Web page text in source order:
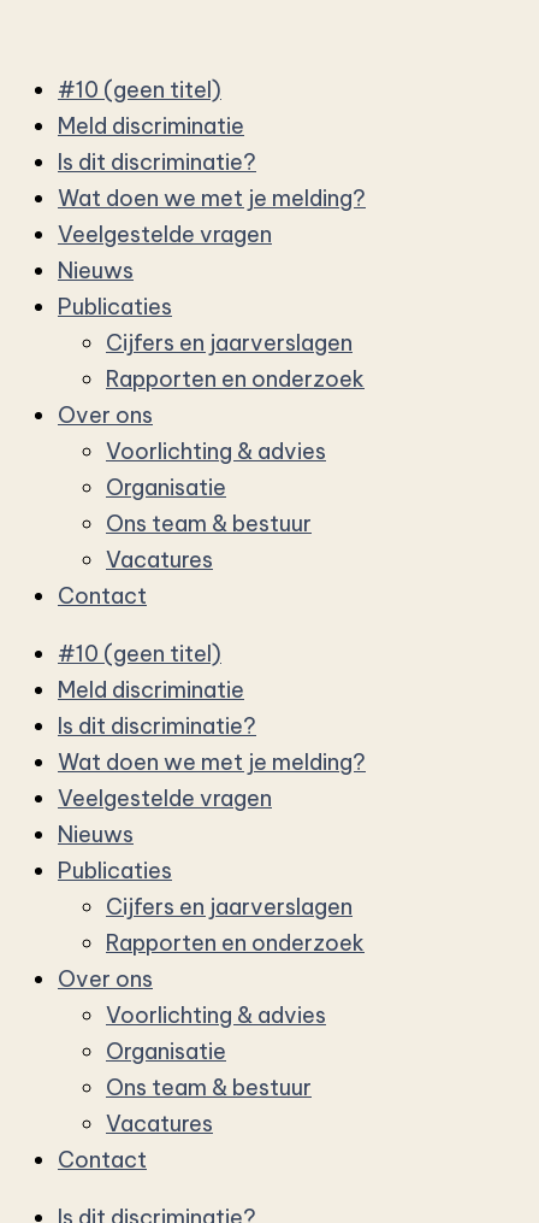
#10 (geen titel)
Meld discriminatie
Is dit discriminatie?
Wat doen we met je melding?
Veelgestelde vragen
Nieuws
Publicaties
Cijfers en jaarverslagen
Rapporten en onderzoek
Over ons
Voorlichting & advies
Organisatie
Ons team & bestuur
Vacatures
Contact
#10 (geen titel)
Meld discriminatie
Is dit discriminatie?
Wat doen we met je melding?
Veelgestelde vragen
Nieuws
Publicaties
Cijfers en jaarverslagen
Rapporten en onderzoek
Over ons
Voorlichting & advies
Organisatie
Ons team & bestuur
Vacatures
Contact